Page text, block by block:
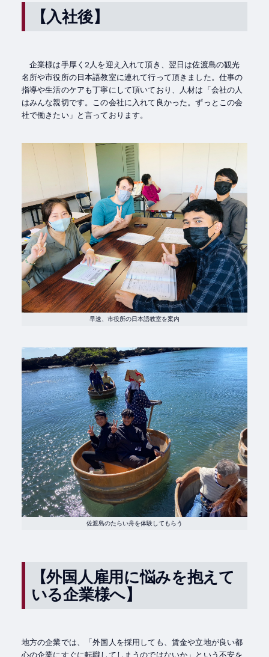
【入社後】
企業様は手厚く2人を迎え入れて頂き、翌日は佐渡島の観光
名所や市役所の日本語教室に連れて行って頂きました。仕事の
指導や生活のケアも丁寧にして頂いており、人材は「会社の人
はみんな親切です。この会社に入れて良かった。ずっとこの会
社で働きたい」と言っております。
早速、市役所の日本語教室を案内
佐渡島のたらい舟を体験してもらう
【外国人雇用に悩みを抱えて
いる企業様へ】
地方の企業では、「外国人を採用しても、賃金や立地が良い都
心の企業にすぐに転職してしまうのではないか」という不安を